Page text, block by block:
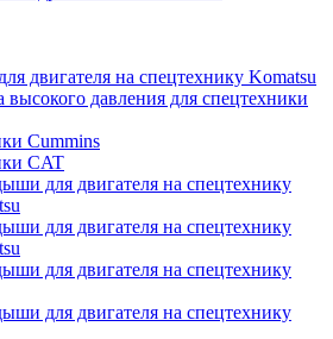
двигателя на спецтехнику Komatsu
давления для спецтехники
Cummins
CAT
для двигателя на спецтехнику
для двигателя на спецтехнику
для двигателя на спецтехнику
для двигателя на спецтехнику